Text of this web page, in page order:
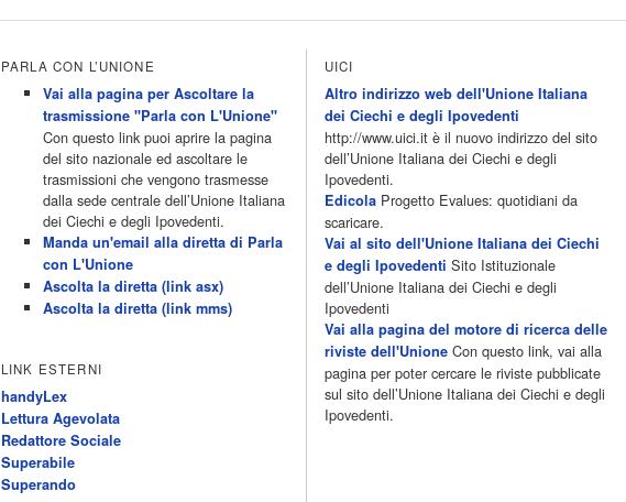
Catfish: False Identita'18:25 -
Ginnaste - […]
Acor3.it
programmiTv - ALL MUSIC 4
Dicembre 2022
Programmi 06.30
Star.Meteo.News 09.30 The
Club 10.00 Deejay chiama Italia
12.00 Inbox 13.00 13.00 All
News 13.05 Inbox 13.30 The
Club 14.00 Community 15.00 All
music loves you 16.00 16.00 All
19.30 19.30 Human Guinea Pigs
20.00 Inbox 21.00 Code
Monkeys 21.30 Sons of Butcher
[…]
Acor3.it
programmiTv - ITALIA 1
Dicembre 2022
PARLA CON L’UNIONE
Vai alla pagina per Ascoltare la
trasmissione "Parla con L'Unione"
Con questo link puoi aprire la pagina
del sito nazionale ed ascoltare le
trasmissioni che vengono trasmesse
dalla sede centrale dell’Unione Italiana
dei Ciechi e degli Ipovedenti.
Manda un'email alla diretta di Parla
con L'Unione
Ascolta la diretta (link asx)
Ascolta la diretta (link mms)
LINK ESTERNI
handyLex
Lettura Agevolata
Redattore Sociale
Superabile
Superando
UICI
Altro indirizzo web dell'Unione Italiana
dei Ciechi e degli Ipovedenti
http://www.uici.it è il nuovo indirizzo del sito
dell’Unione Italiana dei Ciechi e degli
Ipovedenti.
Edicola Progetto Evalues: quotidiani da
scaricare.
Vai al sito dell'Unione Italiana dei Ciechi
e degli Ipovedenti Sito Istituzionale
dell’Unione Italiana dei Ciechi e degli
Ipovedenti
Vai alla pagina del motore di ricerca delle
riviste dell'Unione Con questo link, vai alla
pagina per poter cercare le riviste pubblicate
sul sito dell’Unione Italiana dei Ciechi e degli
Ipovedenti.